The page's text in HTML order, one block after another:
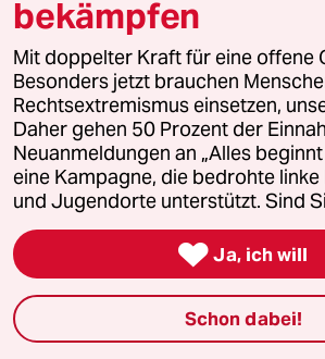
Europa kaum noch eine
W
03.02.2019,09:36 Uhr
@Sven Günther:
Im Vergleich zu der Zeit
Vertrag. Hätte ich dazu
Waffen sind vor allem
gerichtet. Neue
würden auf Deutschland
bekämpfen
Mit doppelter Kraft für eine offene
Besonders jetzt brauchen
Rechtsextremismus einsetzen,
Daher gehen 50 Prozent der
Neuanmeldungen an „Alles
eine Kampagne, die bedrohte
und Jugendorte unterstützt. Sind
 Ja, ich will
Schon dabei!